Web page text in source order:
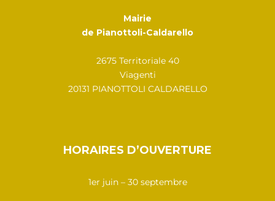
Mairie
de Pianottoli-Caldarello
2675 Territoriale 40
Viagenti
20131 PIANOTTOLI CALDARELLO
HORAIRES D’OUVERTURE
1er juin – 30 septembre